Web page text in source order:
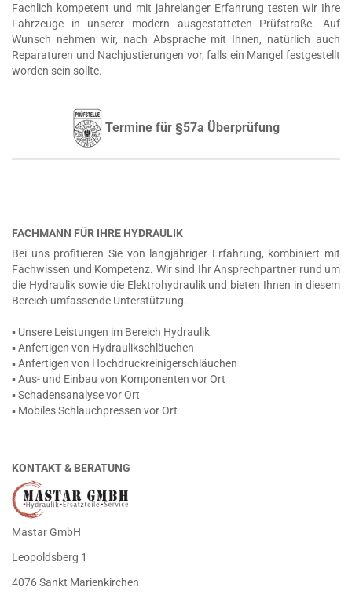
Fachlich kompetent und mit jahrelanger Erfahrung testen wir Ihre
Fahrzeuge in unserer modern ausgestatteten Prüfstraße. Auf
Wunsch nehmen wir, nach Absprache mit Ihnen, natürlich auch
Reparaturen und Nachjustierungen vor, falls ein Mangel festgestellt
worden sein sollte.
Termine für §57a Überprüfung
FACHMANN FÜR IHRE HYDRAULIK
Bei uns profitieren Sie von langjähriger Erfahrung, kombiniert mit
Fachwissen und Kompetenz. Wir sind Ihr Ansprechpartner rund um
die Hydraulik sowie die Elektrohydraulik und bieten Ihnen in diesem
Bereich umfassende Unterstützung.
▪ Unsere Leistungen im Bereich Hydraulik
▪ Anfertigen von Hydraulikschläuchen
▪ Anfertigen von Hochdruckreinigerschläuchen
▪ Aus- und Einbau von Komponenten vor Ort
▪ Schadensanalyse vor Ort
▪ Mobiles Schlauchpressen vor Ort
KONTAKT & BERATUNG
Mastar GmbH
Leopoldsberg 1
4076 Sankt Marienkirchen